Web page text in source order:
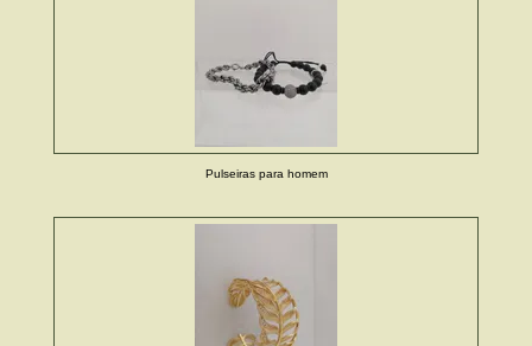
Pulseiras para homem